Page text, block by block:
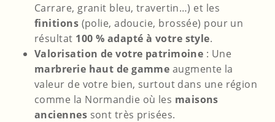
Carrare, granit bleu, travertin…) et les
finitions (polie, adoucie, brossée) pour un
résultat 100 % adapté à votre style.
Valorisation de votre patrimoine : Une
marbrerie haut de gamme augmente la
valeur de votre bien, surtout dans une région
comme la Normandie où les maisons
anciennes sont très prisées.